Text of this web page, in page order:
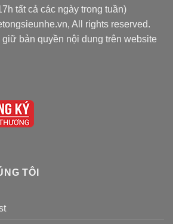
tất cả các ngày trong tuần)
All rights reserved.
bản quyền nội dung trên website
TÔI